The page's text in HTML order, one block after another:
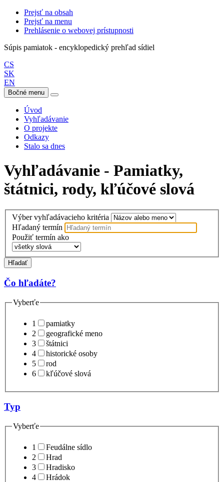
Prejsť na obsah
Prejsť na menu
Prehlásenie o webovej prístupnosti
Súpis pamiatok - encyklopedický prehľad sídiel
CS
SK
EN
Bočné menu
Úvod
Vyhľadávanie
O projekte
Odkazy
Stalo sa dnes
Vyhľadávanie - Pamiatky,
štátnici, rody, kľúčové slová
Výber vyhľadávacieho kritéria
Hľadaný termín
Použiť termín ako
Hľadať
Čo hľadáte?
Vyberťe
1
pamiatky
2
geografické meno
3
štátnici
4
historické osoby
5
rod
6
kľúčové slová
Typ
Vyberťe
1
Feudálne sídlo
2
Hrad
3
Hradisko
4
Hrádok